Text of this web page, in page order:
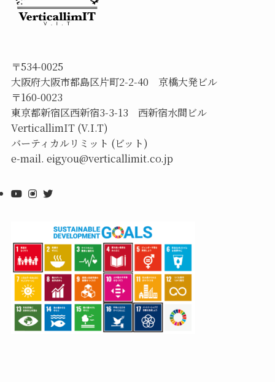
〒534-0025
大阪府大阪市都島区片町2-2-40 京橋大発ビル
〒160-0023
東京都新宿区西新宿3-3-13 西新宿水間ビル
VerticallimIT (V.I.T)
バーティカルリミット (ビット)
e-mail. eigyou@verticallimit.co.jp